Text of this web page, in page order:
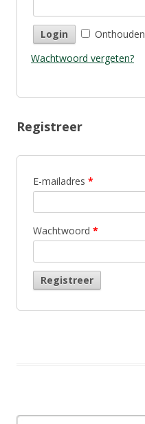
Onthouden
Wachtwoord vergeten?
Registreer
E-mailadres *
Wachtwoord *